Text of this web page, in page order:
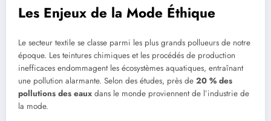
Les Enjeux de la Mode Éthique
Le secteur textile se classe parmi les plus grands pollueurs de notre
époque. Les teintures chimiques et les procédés de production
inefficaces endommagent les écosystèmes aquatiques, entraînant
une pollution alarmante. Selon des études, près de 20 % des
pollutions des eaux dans le monde proviennent de l’industrie de
la mode.